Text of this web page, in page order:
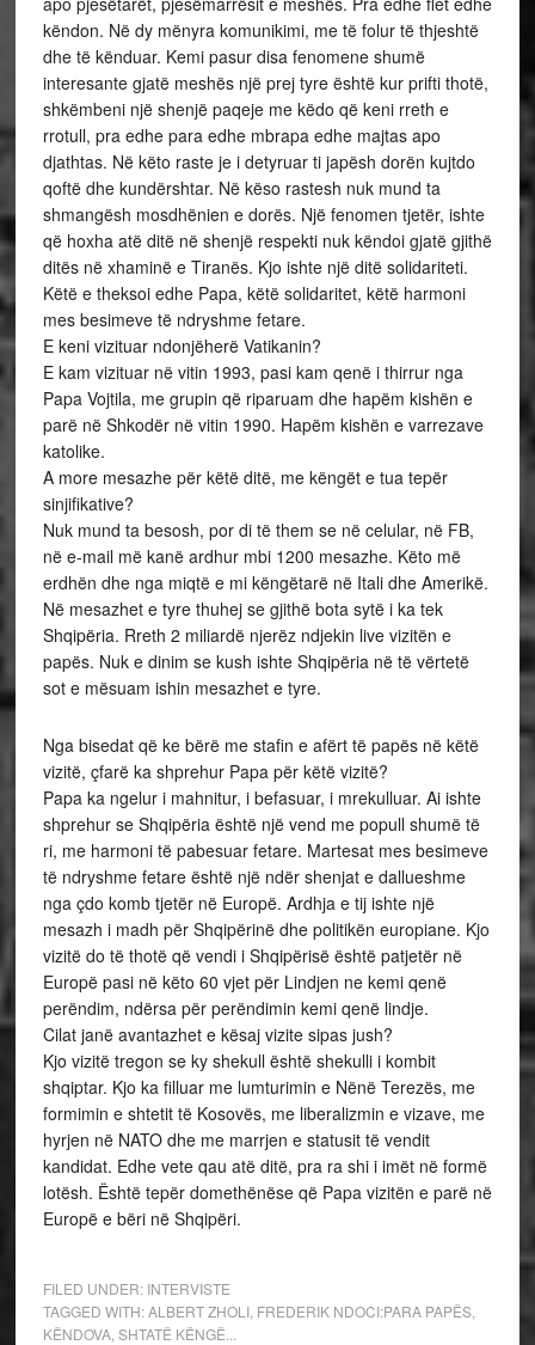
këndon. Në dy mënyra komunikimi, me të folur të thjeshtë
dhe të kënduar. Kemi pasur disa fenomene shumë
interesante gjatë meshës një prej tyre është kur prifti thotë,
shkëmbeni një shenjë paqeje me këdo që keni rreth e
rrotull, pra edhe para edhe mbrapa edhe majtas apo
djathtas. Në këto raste je i detyruar ti japësh dorën kujtdo
qoftë dhe kundërshtar. Në këso rastesh nuk mund ta
shmangësh mosdhënien e dorës. Një fenomen tjetër, ishte
që hoxha atë ditë në shenjë respekti nuk këndoi gjatë gjithë
ditës në xhaminë e Tiranës. Kjo ishte një ditë solidariteti.
Këtë e theksoi edhe Papa, këtë solidaritet, këtë harmoni
mes besimeve të ndryshme fetare.
E keni vizituar ndonjëherë Vatikanin?
E kam vizituar në vitin 1993, pasi kam qenë i thirrur nga
Papa Vojtila, me grupin që riparuam dhe hapëm kishën e
parë në Shkodër në vitin 1990. Hapëm kishën e varrezave
katolike.
A more mesazhe për këtë ditë, me këngët e tua tepër
sinjifikative?
Nuk mund ta besosh, por di të them se në celular, në FB,
në e-mail më kanë ardhur mbi 1200 mesazhe. Këto më
erdhën dhe nga miqtë e mi këngëtarë në Itali dhe Amerikë.
Në mesazhet e tyre thuhej se gjithë bota sytë i ka tek
Shqipëria. Rreth 2 miliardë njerëz ndjekin live vizitën e
papës. Nuk e dinim se kush ishte Shqipëria në të vërtetë
sot e mësuam ishin mesazhet e tyre.
Nga bisedat që ke bërë me stafin e afërt të papës në këtë
vizitë, çfarë ka shprehur Papa për këtë vizitë?
Papa ka ngelur i mahnitur, i befasuar, i mrekulluar. Ai ishte
shprehur se Shqipëria është një vend me popull shumë të
ri, me harmoni të pabesuar fetare. Martesat mes besimeve
të ndryshme fetare është një ndër shenjat e dallueshme
nga çdo komb tjetër në Europë. Ardhja e tij ishte një
mesazh i madh për Shqipërinë dhe politikën europiane. Kjo
vizitë do të thotë që vendi i Shqipërisë është patjetër në
Europë pasi në këto 60 vjet për Lindjen ne kemi qenë
perëndim, ndërsa për perëndimin kemi qenë lindje.
Cilat janë avantazhet e kësaj vizite sipas jush?
Kjo vizitë tregon se ky shekull është shekulli i kombit
shqiptar. Kjo ka filluar me lumturimin e Nënë Terezës, me
formimin e shtetit të Kosovës, me liberalizmin e vizave, me
hyrjen në NATO dhe me marrjen e statusit të vendit
kandidat. Edhe vete qau atë ditë, pra ra shi i imët në formë
lotësh. Është tepër domethënëse që Papa vizitën e parë në
Europë e bëri në Shqipëri.
FILED UNDER: INTERVISTE
TAGGED WITH:ALBERT ZHOLI, FREDERIK NDOCI:PARA PAPËS,
KËNDOVA, SHTATË KËNGË...